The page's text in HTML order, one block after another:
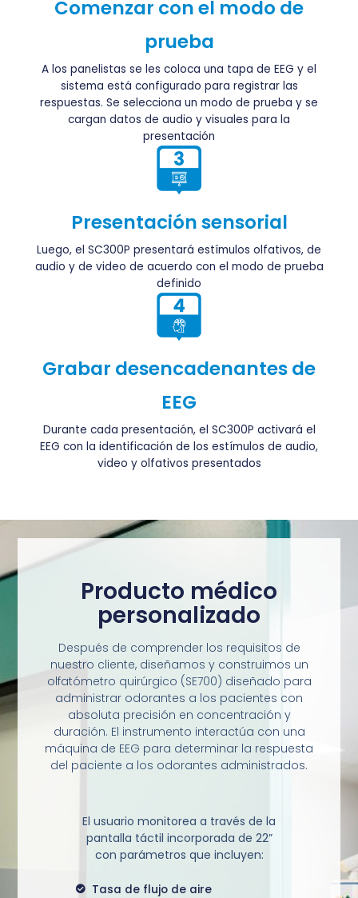
Comenzar con el modo de
prueba
A los panelistas se les coloca una tapa de EEG y el
sistema está configurado para registrar las
respuestas. Se selecciona un modo de prueba y se
cargan datos de audio y visuales para la
presentación
Presentación sensorial
Luego, el SC300P presentará estímulos olfativos, de
audio y de video de acuerdo con el modo de prueba
definido
Grabar desencadenantes de
EEG
Durante cada presentación, el SC300P activará el
EEG con la identificación de los estímulos de audio,
video y olfativos presentados
Producto médico
personalizado
Después de comprender los requisitos de
nuestro cliente, diseñamos y construimos un
olfatómetro quirúrgico (SE700) diseñado para
administrar odorantes a los pacientes con
absoluta precisión en concentración y
duración. El instrumento interactúa con una
máquina de EEG para determinar la respuesta
del paciente a los odorantes administrados.
El usuario monitorea a través de la
pantalla táctil incorporada de 22”
con parámetros que incluyen:
Tasa de flujo de aire